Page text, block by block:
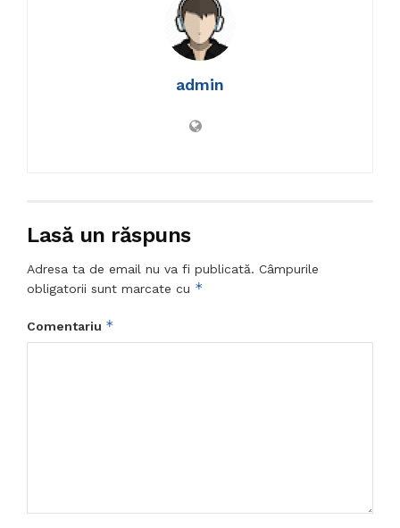
admin
Lasă un răspuns
Adresa ta de email nu va fi publicată. Câmpurile
obligatorii sunt marcate cu *
Comentariu *